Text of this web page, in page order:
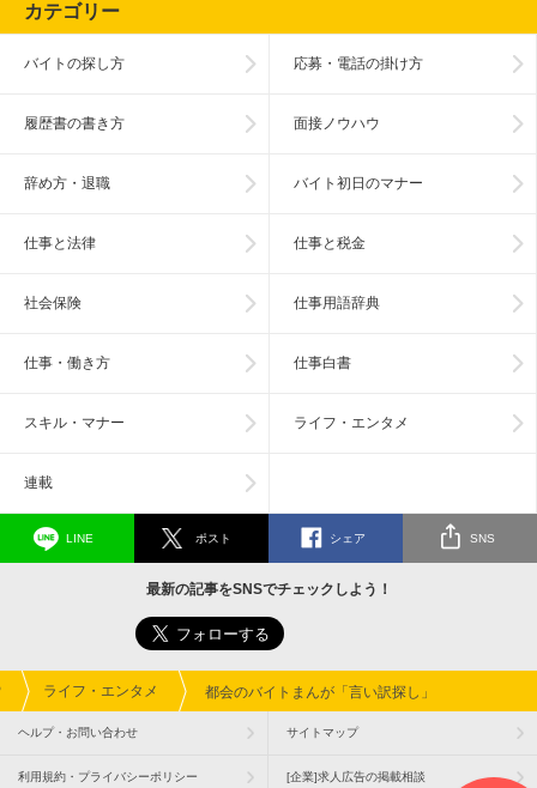
カテゴリー
バイトの探し方 応募・電話の掛け方
履歴書の書き方 面接ノウハウ
辞め方・退職 バイト初日のマナー
仕事と法律 仕事と税金
社会保険 仕事用語辞典
仕事・働き方 仕事白書
スキル・マナー ライフ・エンタメ
連載
LINE ポスト シェア SNS
最新の記事をSNSでチェックしよう！
ライフ・エンタメ 都会のバイトまんが「言い訳探し」
ヘルプ・お問い合わせ サイトマップ
利用規約・プライバシーポリシー [企業]求人広告の掲載相談